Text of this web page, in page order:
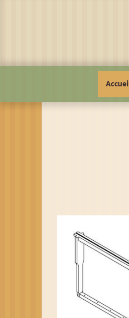
Accueil